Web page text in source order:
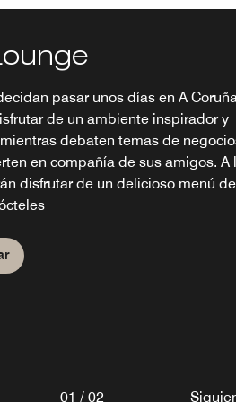
pasar unos días en A
de un ambiente inspirador y
debaten temas de
en compañía de sus amigos. A
disfrutar de un delicioso menú de
Room -
su día con un desayuno saludable
El desayuno bufet ofrece una
productos fríos y calientes, entre
incluye jamón, queso, frutas frescas,
y mucho más
01 / 02